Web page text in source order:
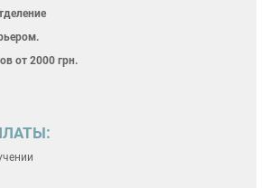
от 2000 грн.